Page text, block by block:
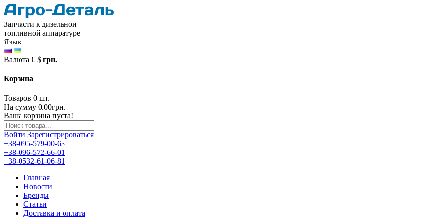
Запчасти к дизельной
топливной аппаратуре
Язык
Валюта € $ грн.
Корзина
Товаров 0 шт.
На сумму 0.00грн.
Ваша корзина пуста!
Войти Зарегистрироваться
+38-095-579-00-63
+38-096-572-66-01
+38-0532-61-06-81
Главная
Новости
Бренды
Статьи
Доставка и оплата